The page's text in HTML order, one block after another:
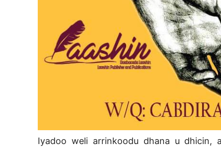
Iyadoo weli arrinkoodu dhana u dhicin,